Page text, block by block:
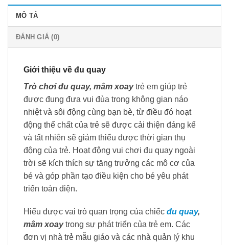
MÔ TẢ
ĐÁNH GIÁ (0)
Giới thiệu về đu quay
Trò chơi đu quay, mâm xoaytrẻ em giúp trẻ
được đung đưa vui đùa trong không gian náo
nhiệt và sôi động cùng bạn bè, từ điều đó hoạt
động thể chất của trẻ sẽ được cải thiện đáng kể
và tất nhiên sẽ giảm thiểu được thời gian thụ
động của trẻ. Hoạt động vui chơi đu quay ngoài
trời sẽ kích thích sự tăng trưởng các mô cơ của
bé và góp phần tạo điều kiện cho bé yêu phát
triển toàn diện.
Hiểu được vai trò quan trọng của chiếc đu quay,
mâm xoay trong sự phát triển của trẻ em. Các
đơn vị nhà trẻ mẫu giáo và các nhà quản lý khu